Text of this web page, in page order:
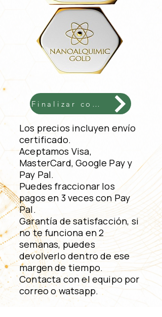
Finalizar compra 188 €
Los precios incluyen envío
certificado.
Aceptamos Visa,
MasterCard, Google Pay y
Pay Pal.
Puedes fraccionar los
pagos en 3 veces con Pay
Pal.
Garantía de satisfacción, si
no te funciona en 2
semanas, puedes
devolverlo dentro de ese
margen de tiempo.
Contacta con el equipo por
correo o watsapp.